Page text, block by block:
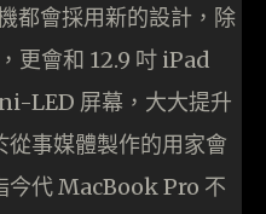
都會採用新的設計，除
更會和 12.9 吋 iPad
LED 屏幕，大大提升
事媒體製作的用家會
今代 MacBook Pro 不